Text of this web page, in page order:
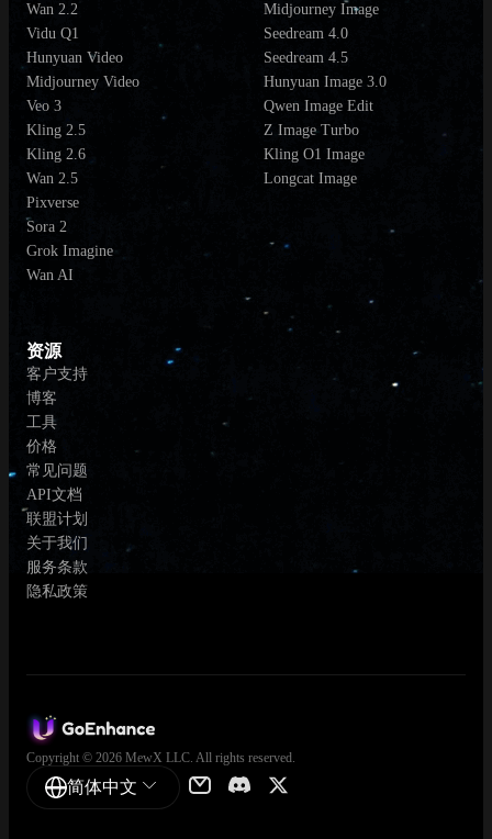
Wan 2.2
Vidu Q1
Hunyuan Video
Midjourney Video
Veo 3
Kling 2.5
Kling 2.6
Wan 2.5
Pixverse
Sora 2
Grok Imagine
Wan AI
Midjourney Image
Seedream 4.0
Seedream 4.5
Hunyuan Image 3.0
Qwen Image Edit
Z Image Turbo
Kling O1 Image
Longcat Image
资源
客户支持
博客
工具
价格
常见问题
API文档
联盟计划
关于我们
服务条款
隐私政策
Copyright © 2026 MewX LLC. All rights reserved.
简体中文